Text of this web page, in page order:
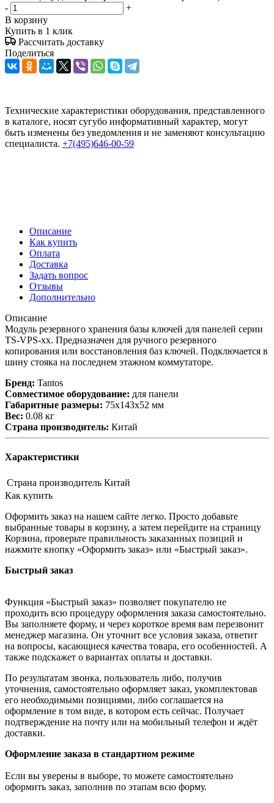
-
+
В корзину
Купить в 1 клик
Рассчитать доставку
Поделиться
Технические характеристики оборудования, представленного
в каталоге, носят сугубо информативный характер, могут
быть изменены без уведомления и не заменяют консультацию
специалиста. +7(495)646-00-59
Описание
Как купить
Оплата
Доставка
Задать вопрос
Отзывы
Дополнительно
Описание
Модуль резервного хранения базы ключей для панелей серии
TS-VPS-xx. Предназначен для ручного резервного
копирования или восстановления баз ключей. Подключается в
шину стояка на последнем этажном коммутаторе.
Бренд: Tantos
Совместимое оборудование: для панели
Габаритные размеры: 75x143x52 мм
Вес: 0.08 кг
Страна производитель: Китай
Характеристики
Страна производитель Китай
Как купить
Оформить заказ на нашем сайте легко. Просто добавьте
выбранные товары в корзину, а затем перейдите на страницу
Корзина, проверьте правильность заказанных позиций и
нажмите кнопку «Оформить заказ» или «Быстрый заказ».
Быстрый заказ
Функция «Быстрый заказ» позволяет покупателю не
проходить всю процедуру оформления заказа самостоятельно.
Вы заполняете форму, и через короткое время вам перезвонит
менеджер магазина. Он уточнит все условия заказа, ответит
на вопросы, касающиеся качества товара, его особенностей. А
также подскажет о вариантах оплаты и доставки.
По результатам звонка, пользователь либо, получив
уточнения, самостоятельно оформляет заказ, укомплектовав
его необходимыми позициями, либо соглашается на
оформление в том виде, в котором есть сейчас. Получает
подтверждение на почту или на мобильный телефон и ждёт
доставки.
Оформление заказа в стандартном режиме
Если вы уверены в выборе, то можете самостоятельно
оформить заказ, заполнив по этапам всю форму.